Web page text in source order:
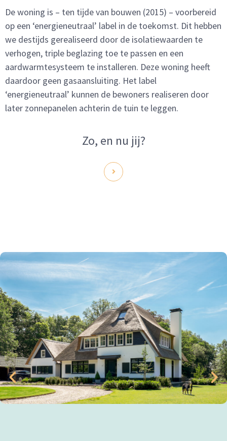
De woning is – ten tijde van bouwen (2015) – voorbereid
op een ‘energieneutraal’ label in de toekomst. Dit hebben
we destijds gerealiseerd door de isolatiewaarden te
verhogen, triple beglazing toe te passen en een
aardwarmtesysteem te installeren. Deze woning heeft
daardoor geen gasaansluiting. Het label
‘energieneutraal’ kunnen de bewoners realiseren door
later zonnepanelen achterin de tuin te leggen.
Zo, en nu jij?